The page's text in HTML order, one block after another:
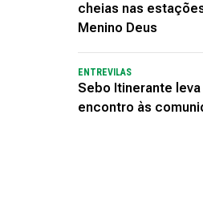
cheias nas
Menino Deus
ENTREVILAS
Sebo Itinerante
encontro às